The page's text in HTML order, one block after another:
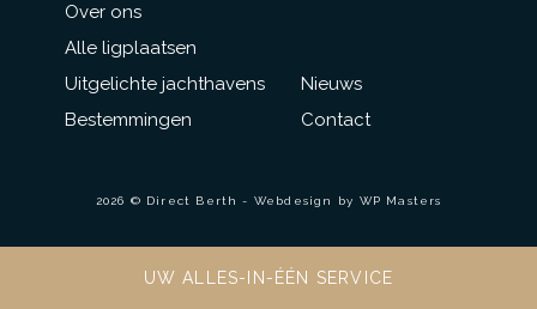
Over ons
Alle ligplaatsen
Uitgelichte jachthavens
Bestemmingen
Nieuws
Contact
2026 © Direct Berth - Webdesign by WP Masters
UW ALLES-IN-ÉÉN SERVICE